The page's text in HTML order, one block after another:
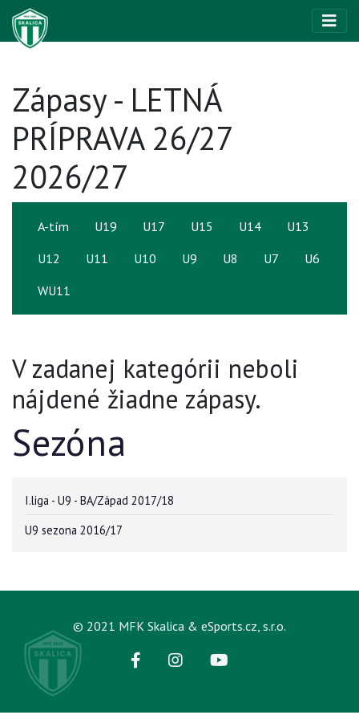
Zápasy - LETNÁ
PRÍPRAVA 26/27
2026/27
A-tím U19 U17 U15 U14
U13
U12
U11 U10 U9 U8 U7
U6
WU11
V zadanej kategórii neboli
nájdené žiadne zápasy.
Sezóna
I.liga - U9 - BA/Západ 2017/18
U9 sezona 2016/17
© 2021 MFK Skalica & eSports.cz, s.r.o.